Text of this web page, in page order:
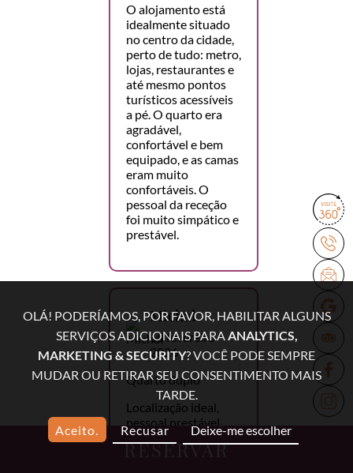
RESERVAR
O alojamento está
idealmente situado
no centro da cidade,
perto de tudo: metro,
lojas, restaurantes e
até mesmo pontos
turísticos acessíveis
a pé. O quarto era
agradável,
confortável e bem
equipado, e as camas
eram muito
confortáveis. O
pessoal da receção
foi muito simpático e
prestável.
Michał
15 fevereiro
2026
Quarto duplo
Localização ideal,
pessoal prestável,
pequeno-almoço
delicioso, lavandaria,
OLÁ! PODERÍAMOS, POR FAVOR, HABILITAR ALGUNS
SERVIÇOS ADICIONAIS PARAANALYTICS,
MARKETING & SECURITY? VOCÊ PODE SEMPRE
MUDAR OU RETIRAR SEU CONSENTIMENTO MAIS
TARDE.
Aceito. Recusar Deixe-me escolher